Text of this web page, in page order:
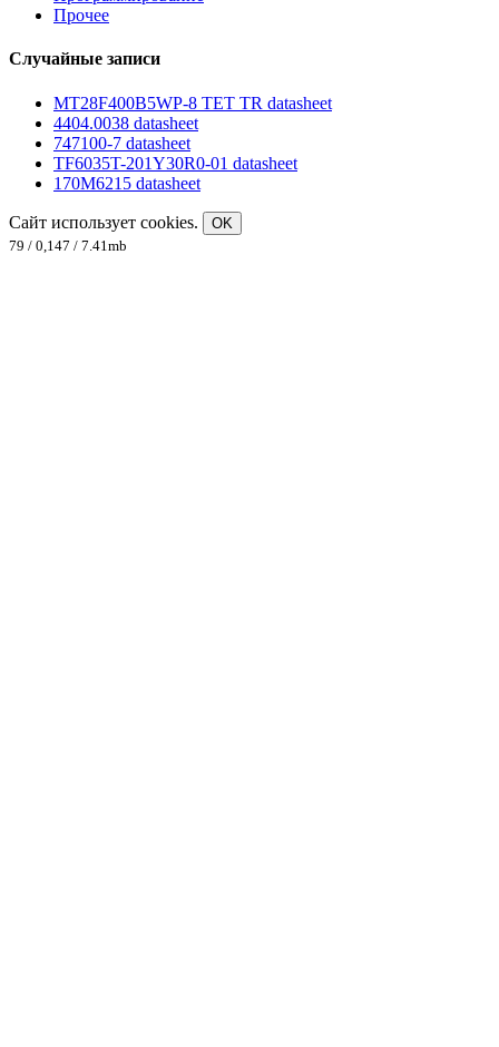
Прочее
Случайные записи
MT28F400B5WP-8 TET TR datasheet
4404.0038 datasheet
747100-7 datasheet
TF6035T-201Y30R0-01 datasheet
170M6215 datasheet
Сайт использует cookies.
OK
79 / 0,147 / 7.41mb